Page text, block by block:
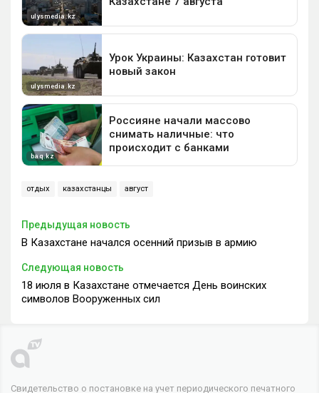
отдых казахстанцы август
Предыдущая новость
В Казахстане начался осенний призыв в армию
Следующая новость
18 июля в Казахстане отмечается День воинских
символов Вооруженных сил
Свидетельство о постановке на учет периодического печатного